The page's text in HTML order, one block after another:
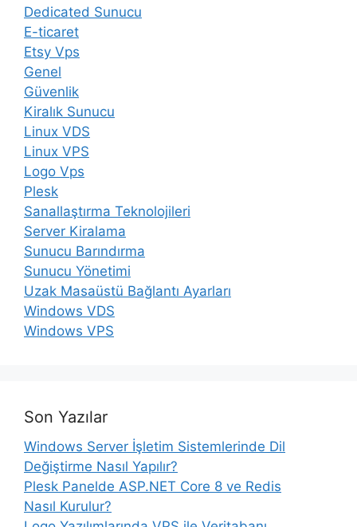
Dedicated Sunucu
E-ticaret
Etsy Vps
Genel
Güvenlik
Kiralık Sunucu
Linux VDS
Linux VPS
Logo Vps
Plesk
Sanallaştırma Teknolojileri
Server Kiralama
Sunucu Barındırma
Sunucu Yönetimi
Uzak Masaüstü Bağlantı Ayarları
Windows VDS
Windows VPS
Son Yazılar
Windows Server İşletim Sistemlerinde Dil
Değiştirme Nasıl Yapılır?
Plesk Panelde ASP.NET Core 8 ve Redis
Nasıl Kurulur?